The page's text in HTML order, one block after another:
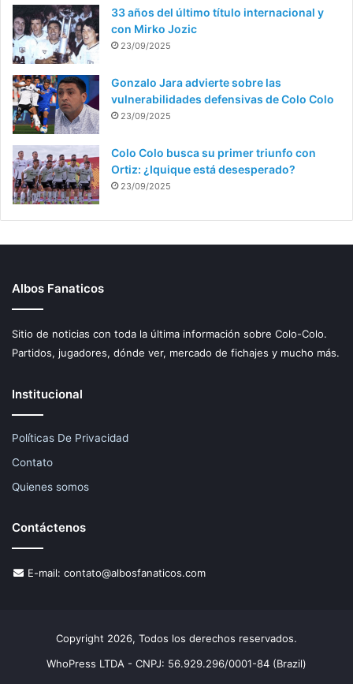
33 años del último título internacional y
con Mirko Jozic
23/09/2025
Gonzalo Jara advierte sobre las
vulnerabilidades defensivas de Colo Colo
23/09/2025
Colo Colo busca su primer triunfo con
Ortiz: ¿Iquique está desesperado?
23/09/2025
Albos Fanaticos
Sitio de noticias con toda la última información sobre Colo-Colo.
Partidos, jugadores, dónde ver, mercado de fichajes y mucho más.
Institucional
Políticas De Privacidad
Contato
Quienes somos
Contáctenos
E-mail: contato@albosfanaticos.com
Copyright 2026, Todos los derechos reservados.
WhoPress LTDA - CNPJ: 56.929.296/0001-84 (Brazil)